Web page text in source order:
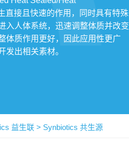
直接且快速的作用，同时具有特殊
入人体系统，迅速调整体质并改变
体质作用更好，因此应用性更广
发出相关素材。
益生联 > Synbiotics 共生源